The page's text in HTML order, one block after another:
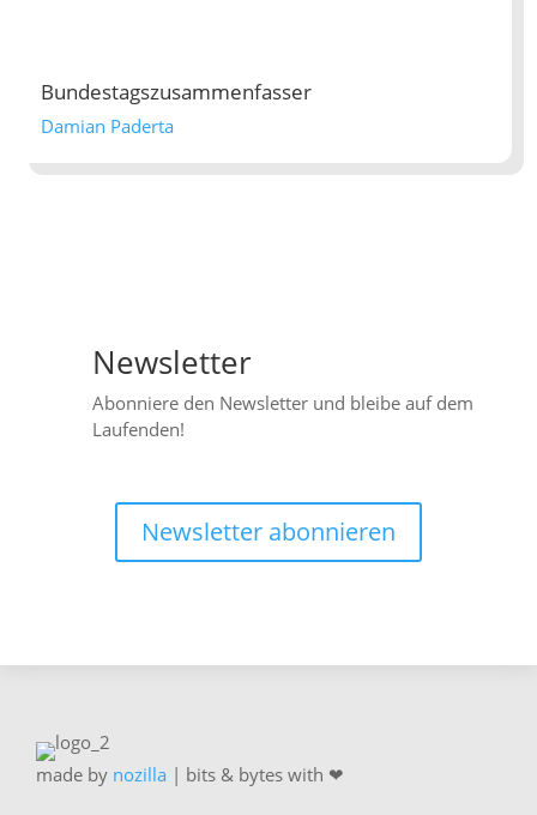
Bundestagszusammenfasser
Damian Paderta
Newsletter
Abonniere den Newsletter und bleibe auf dem
Laufenden!
Newsletter abonnieren
made by nozilla | bits & bytes with ❤